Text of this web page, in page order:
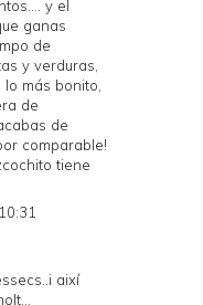
y el
ganas
de
y verduras,
lo más bonito,
de
de
comparable!
tiene
així